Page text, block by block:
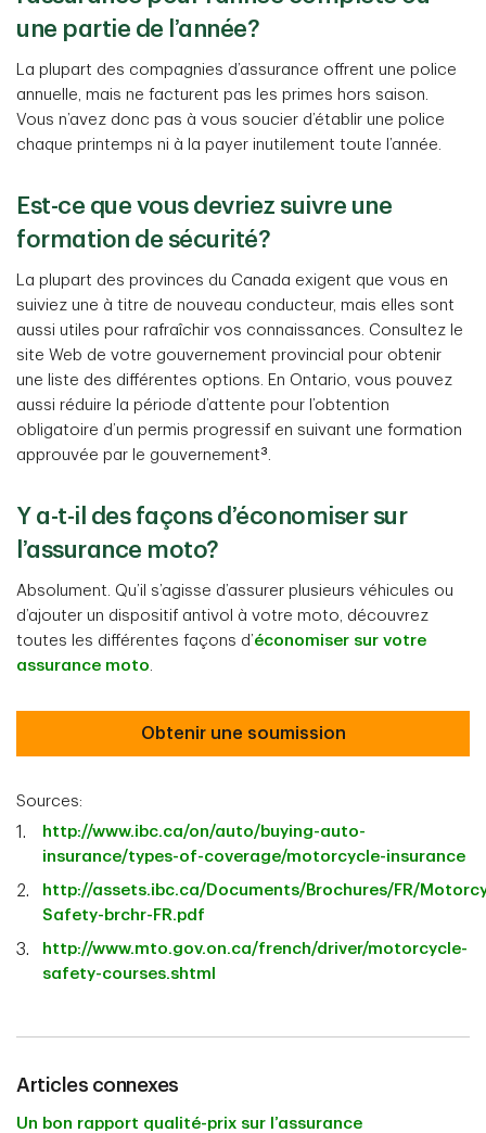
une partie de l’année?
La plupart des compagnies d’assurance offrent une police
annuelle, mais ne facturent pas les primes hors saison.
Vous n’avez donc pas à vous soucier d’établir une police
chaque printemps ni à la payer inutilement toute l’année.
Est-ce que vous devriez suivre une
formation de sécurité?
La plupart des provinces du Canada exigent que vous en
suiviez une à titre de nouveau conducteur, mais elles sont
aussi utiles pour rafraîchir vos connaissances. Consultez le
site Web de votre gouvernement provincial pour obtenir
une liste des différentes options. En Ontario, vous pouvez
aussi réduire la période d’attente pour l’obtention
obligatoire d’un permis progressif en suivant une formation
approuvée par le gouvernement 3
Y a-t-il des façons d’économiser sur
l’assurance moto?
Absolument. Qu’il s’agisse d’assurer plusieurs véhicules ou
d’ajouter un dispositif antivol à votre moto, découvrez
toutes les différentes façons d’économiser sur votre
assurance moto
Obtenir une soumission
Sources:
http://www.ibc.ca/on/auto/buying-auto-
insurance/types-of-coverage/motorcycle-insurance
http://assets.ibc.ca/Documents/Brochures/FR/
Safety-brchr-FR.pdf
http://www.mto.gov.on.ca/french/driver/motorcycle-
safety-courses.shtml
Articles connexes
Un bon rapport qualité-prix sur l’assurance